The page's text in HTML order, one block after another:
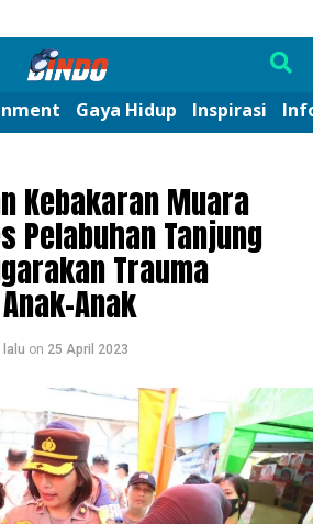
Gaya Hidup Inspirasi
Kebakaran Muara
Pelabuhan Tanjung
Trauma
Anak
lalu on 25 April 2023